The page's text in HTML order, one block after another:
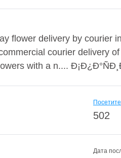
flower delivery by courier
courier delivery
with a n....
502
Дата